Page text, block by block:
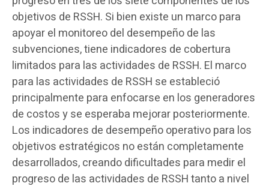
objetivos de RSSH. Si bien existe un marco para
apoyar el monitoreo del desempeño de las
subvenciones, tiene indicadores de cobertura
limitados para las actividades de RSSH. El marco
para las actividades de RSSH se estableció
principalmente para enfocarse en los generadores
de costos y se esperaba mejorar posteriormente.
Los indicadores de desempeño operativo para los
objetivos estratégicos no están completamente
desarrollados, creando dificultades para medir el
progreso de las actividades de RSSH tanto a nivel